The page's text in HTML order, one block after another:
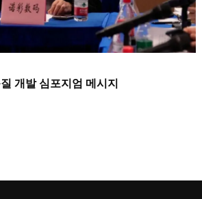
개발 심포지엄 메시지